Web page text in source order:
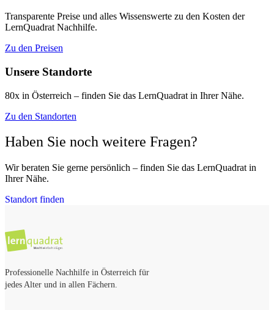
Transparente Preise und alles Wissenswerte zu den Kosten der
LernQuadrat Nachhilfe.
Zu den Preisen
Unsere Standorte
80x in Österreich – finden Sie das LernQuadrat in Ihrer Nähe.
Zu den Standorten
Haben Sie noch weitere Fragen?
Wir beraten Sie gerne persönlich – finden Sie das LernQuadrat in
Ihrer Nähe.
Standort finden
Professionelle Nachhilfe in Österreich für
jedes Alter und in allen Fächern.